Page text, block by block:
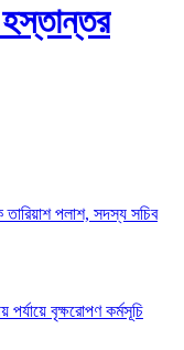
পলাশ, সদস্য সচিব
বৃক্ষরোপণ কর্মসূচি